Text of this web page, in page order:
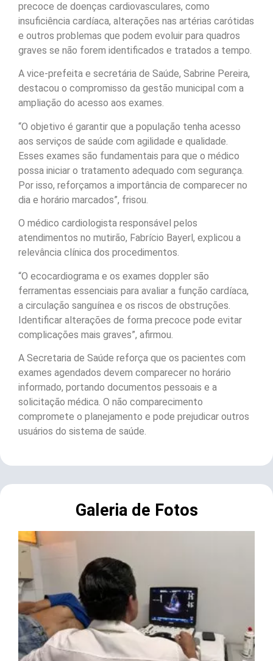
precoce de doenças cardiovasculares, como
insuficiência cardíaca, alterações nas artérias carótidas
e outros problemas que podem evoluir para quadros
graves se não forem identificados e tratados a tempo.
A vice-prefeita e secretária de Saúde, Sabrine Pereira,
destacou o compromisso da gestão municipal com a
ampliação do acesso aos exames.
“O objetivo é garantir que a população tenha acesso
aos serviços de saúde com agilidade e qualidade.
Esses exames são fundamentais para que o médico
possa iniciar o tratamento adequado com segurança.
Por isso, reforçamos a importância de comparecer no
dia e horário marcados”, frisou.
O médico cardiologista responsável pelos
atendimentos no mutirão, Fabrício Bayerl, explicou a
relevância clínica dos procedimentos.
“O ecocardiograma e os exames doppler são
ferramentas essenciais para avaliar a função cardíaca,
a circulação sanguínea e os riscos de obstruções.
Identificar alterações de forma precoce pode evitar
complicações mais graves”, afirmou.
A Secretaria de Saúde reforça que os pacientes com
exames agendados devem comparecer no horário
informado, portando documentos pessoais e a
solicitação médica. O não comparecimento
compromete o planejamento e pode prejudicar outros
usuários do sistema de saúde.
Galeria de Fotos